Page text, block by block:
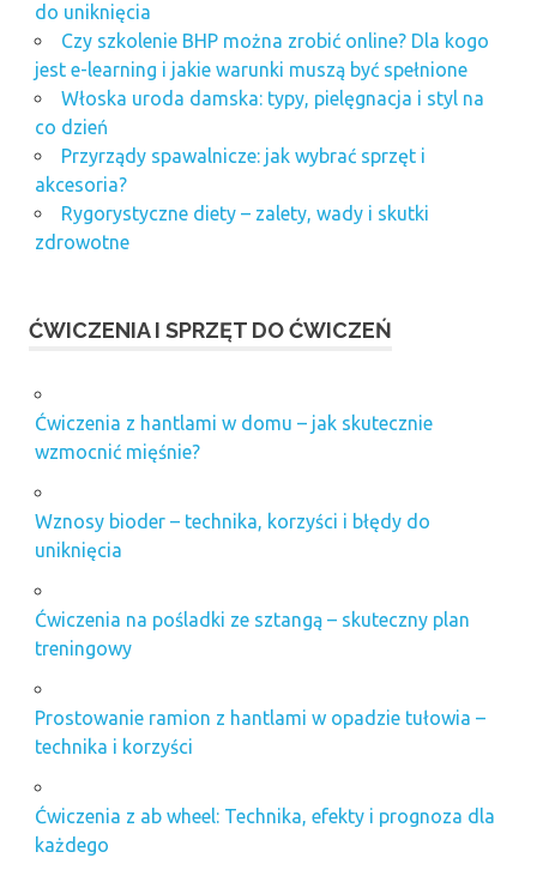
do uniknięcia
Czy szkolenie BHP można zrobić online? Dla kogo
jest e-learning i jakie warunki muszą być spełnione
Włoska uroda damska: typy, pielęgnacja i styl na
co dzień
Przyrządy spawalnicze: jak wybrać sprzęt i
akcesoria?
Rygorystyczne diety – zalety, wady i skutki
zdrowotne
ĆWICZENIA I SPRZĘT DO ĆWICZEŃ
Ćwiczenia z hantlami w domu – jak skutecznie
wzmocnić mięśnie?
Wznosy bioder – technika, korzyści i błędy do
uniknięcia
Ćwiczenia na pośladki ze sztangą – skuteczny plan
treningowy
Prostowanie ramion z hantlami w opadzie tułowia –
technika i korzyści
Ćwiczenia z ab wheel: Technika, efekty i prognoza dla
każdego